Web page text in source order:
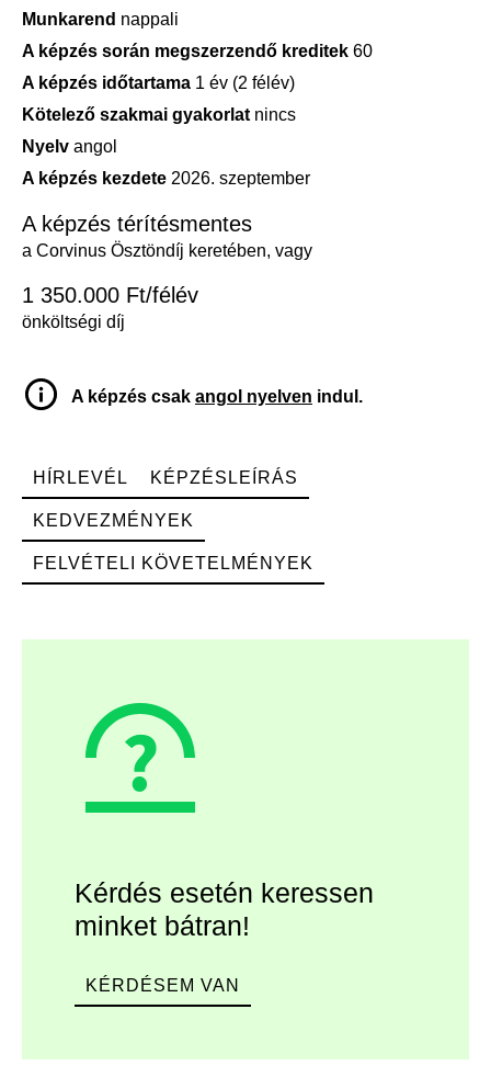
Munkarend nappali
A képzés során megszerzendő kreditek 60
A képzés időtartama 1 év (2 félév)
Kötelező szakmai gyakorlat nincs
Nyelv angol
A képzés kezdete 2026. szeptember
A képzés térítésmentes
a Corvinus Ösztöndíj keretében, vagy
1 350.000 Ft/félév
önköltségi díj
A képzés csak angol nyelven indul.
HÍRLEVÉL KÉPZÉSLEÍRÁS
KEDVEZMÉNYEK
FELVÉTELI KÖVETELMÉNYEK
Kérdés esetén keressen
minket bátran!
KÉRDÉSEM VAN